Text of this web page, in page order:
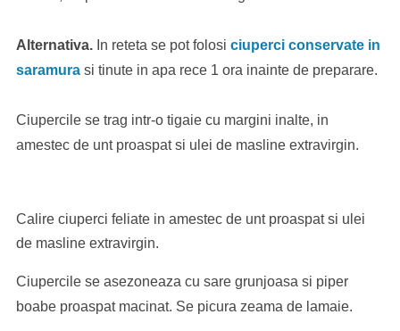
Alternativa. In reteta se pot folosi ciuperci conservate in
saramurasi tinute in apa rece 1 ora inainte de preparare.
Ciupercile se trag intr-o tigaie cu margini inalte, in
amestec de unt proaspat si ulei de masline extravirgin.
Calire ciuperci feliate in amestec de unt proaspat si ulei
de masline extravirgin.
Ciupercile se asezoneaza cu sare grunjoasa si piper
boabe proaspat macinat. Se picura zeama de lamaie.